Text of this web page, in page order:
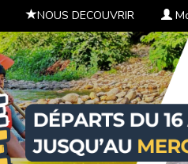
NOUS DECOUVRIR